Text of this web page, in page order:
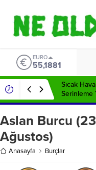
EURO
55,1881
Sıcak
Serinleme
Aslan Burcu
Ağustos)
Anasayfa Burçlar